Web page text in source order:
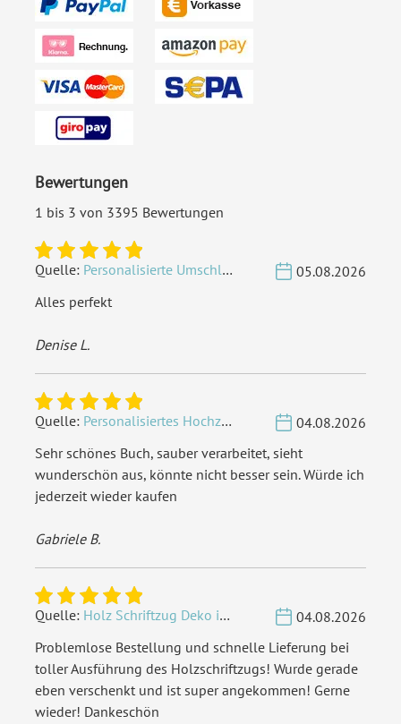
Bewertungen
1 bis 3 von 3395 Bewertungen
Quelle: Personalisierte Umschläge - Vintage - Quadrat 155 x 155 mm
05.08.2026
Alles perfekt
Denise L.
Quelle: Personalisiertes Hochzeit Gästebuch A4 - Herzbaum
04.08.2026
Sehr schönes Buch, sauber verarbeitet, sieht
wunderschön aus, könnte nicht besser sein. Würde ich
jederzeit wieder kaufen
Gabriele B.
Quelle: Holz Schriftzug Deko individuell - Wunschname
04.08.2026
Problemlose Bestellung und schnelle Lieferung bei
toller Ausführung des Holzschriftzugs! Wurde gerade
eben verschenkt und ist super angekommen! Gerne
wieder! Dankeschön